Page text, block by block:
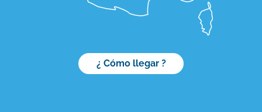
¿ Cómo llegar ?